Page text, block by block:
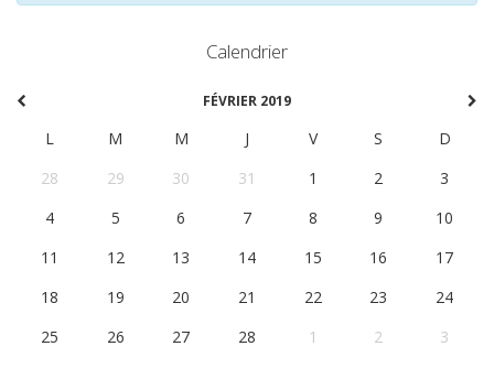
Calendrier
FÉVRIER 2019
L M M J V S
D
28
29 30 31 1 2
3
4
5 6 7 8 9
10
11
12 13 14 15 16
17
18
19 20 21 22 23
24
25
26 27 28 1 2 3